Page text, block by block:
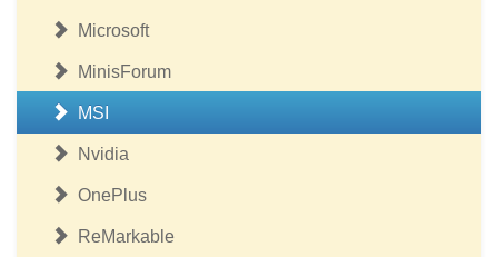
Microsoft
MinisForum
MSI
Nvidia
OnePlus
ReMarkable